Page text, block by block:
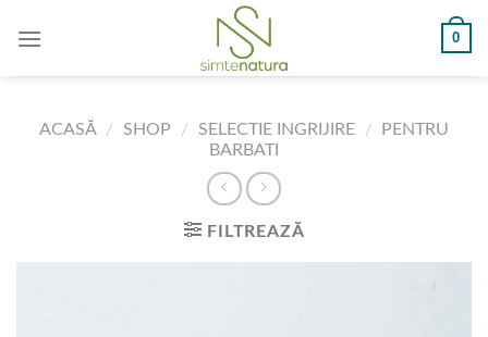
0
ACASĂ / SHOP / SELECTIE INGRIJIRE /
PENTRU
BARBATI
FILTREAZĂ